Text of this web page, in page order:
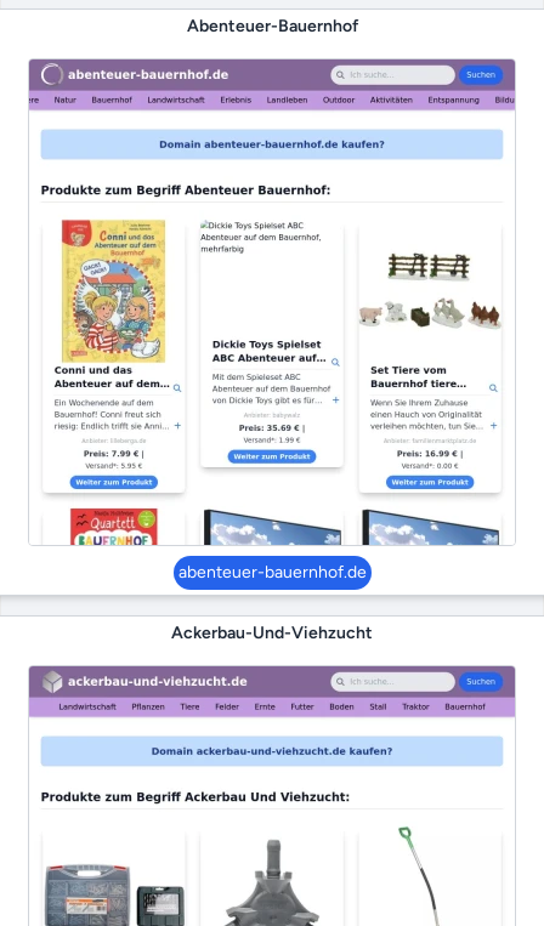
Abenteuer-Bauernhof
abenteuer-bauernhof.de
Ackerbau-Und-Viehzucht